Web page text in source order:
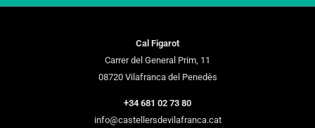
Cal Figarot
Carrer del General Prim, 11
08720 Vilafranca del Penedès
+34 681 02 73 80
info@castellersdevilafranca.cat